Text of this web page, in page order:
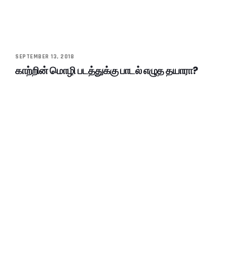
SEPTEMBER 13, 2018
காற்றின் மொழி படத்துக்கு பாடல் எழுத தயாரா?